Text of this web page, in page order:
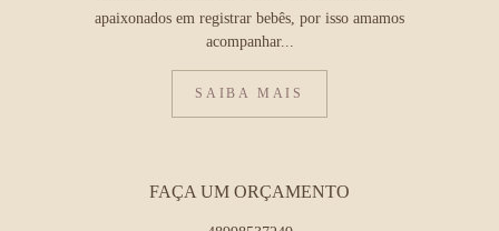
apaixonados em registrar bebês, por isso amamos
acompanhar...
SAIBA MAIS
FAÇA UM ORÇAMENTO